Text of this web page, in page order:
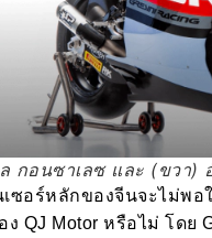
กอนซาเลซ และ (ขวา)
ซอร์หลักของจีนจะไม่พอ
ง QJ Motor หรือไม่ โดย